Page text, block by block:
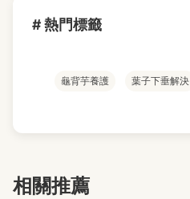
# 熱門標籤
龜背芋養護 葉子下垂解決
相關推薦